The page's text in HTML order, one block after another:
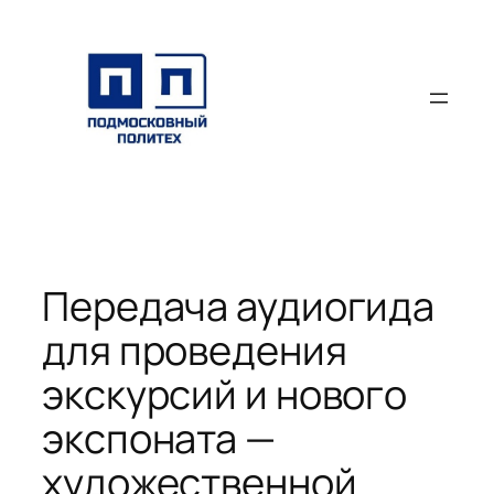
содержимому
Передача аудиогида
для проведения
экскурсий и нового
экспоната —
художественной